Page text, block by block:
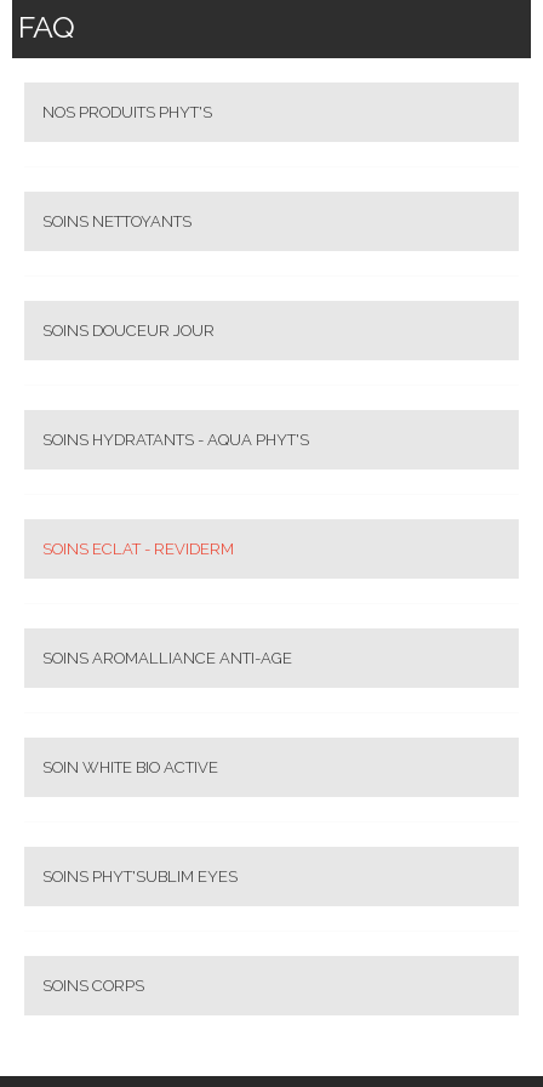
FAQ
NOS PRODUITS PHYT'S
SOINS NETTOYANTS
SOINS DOUCEUR JOUR
SOINS HYDRATANTS - AQUA PHYT'S
SOINS ECLAT - REVIDERM
SOINS AROMALLIANCE ANTI-AGE
SOIN WHITE BIO ACTIVE
SOINS PHYT'SUBLIM EYES
SOINS CORPS